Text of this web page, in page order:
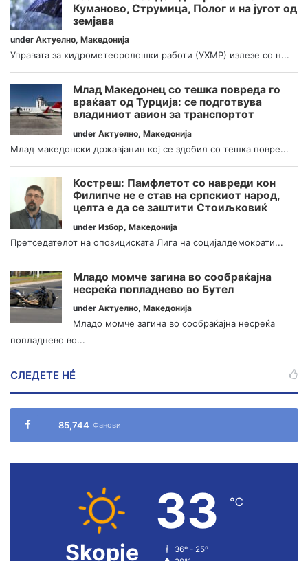
Куманово, Струмица, Полог и на југот од
земјава
under Актуелно, Македонија
Управата за хидрометеоролошки работи (УХМР) излезе со н...
Млад Македонец со тешка повреда го
враќаат од Турција: се подготвува
владиниот авион за транспортот
under Актуелно, Македонија
Млад македонски државјанин кој се здобил со тешка повре...
Костреш: Памфлетот со навреди кон
Филипче не е став на српскиот народ,
целта е да се заштити Стоиљковиќ
under Избор, Македонија
Претседателот на опозициската Лига на социјалдемократи...
Младо момче загина во сообраќајна
несреќа попладнево во Бутел
under Актуелно, Македонија
Младо момче загина во сообраќајна несреќа
попладнево во...
СЛЕДЕТЕ НÉ
85,744 Фанови
Skopje
33 ℃
36º - 25º